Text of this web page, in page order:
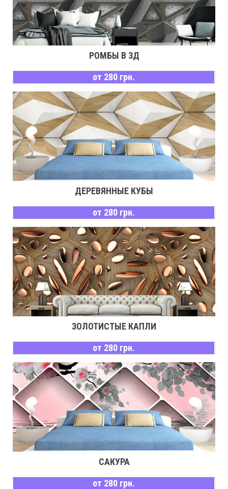
РОМБЫ В 3Д
от 280 грн.
ДЕРЕВЯННЫЕ КУБЫ
от 280 грн.
ЗОЛОТИСТЫЕ КАПЛИ
от 280 грн.
САКУРА
от 280 грн.